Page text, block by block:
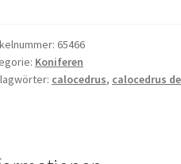
65466
Koniferen
calocedrus, calocedrus